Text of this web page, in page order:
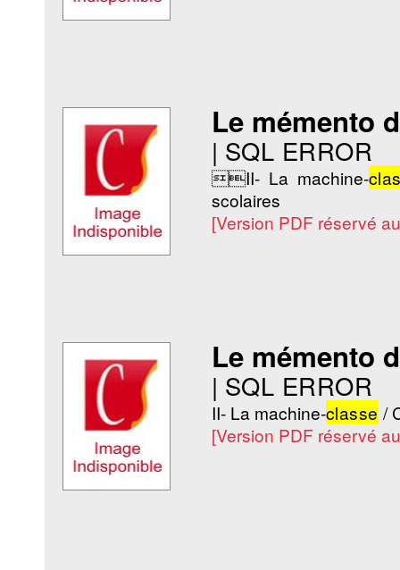
Le mémento
| SQL ERROR
II- La machine-
scolaires
[Version PDF réservé
Le mémento
| SQL ERROR
II- La machine-classe /
[Version PDF réservé